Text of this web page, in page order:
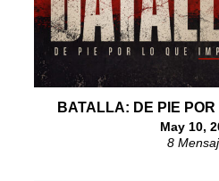
BATALLA: DE PIE POR
May 10,
8